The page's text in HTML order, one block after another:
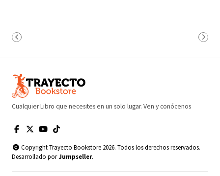
Cualquier Libro que necesites en un solo lugar. Ven y conócenos
Copyright Trayecto Bookstore 2026. Todos los derechos reservados.
Desarrollado porJumpseller.